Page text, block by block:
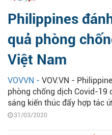
Philippines
quả phòng
Việt Nam
VOVVN - VOV.VN -
phòng chống dịch Covid-19
sáng kiến thúc đẩy hợp tác
31/03/2020